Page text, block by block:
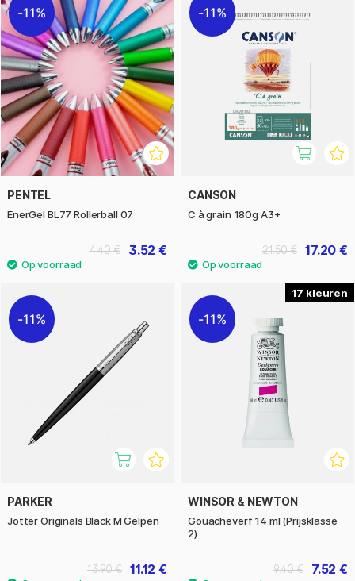
11%
PENTEL
EnerGel BL77 Rollerball 07
3.52 €
4.40 €
11%
CANSON
C à grain 180g A3+
17.20 €
21.50 €
11%
PARKER
Jotter Originals Black M Gelpen
11.12 €
13.90 €
17
11%
WINSOR & NEWTON
Gouacheverf 14 ml (Prijsklasse
2)
7.52 €
9.40 €